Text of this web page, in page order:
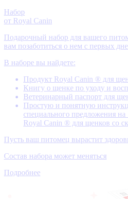
Набор
от Royal Canin
Подарочный набор для вашего
вам позаботиться о нем с первых
В наборе вы найдете:
Продукт Royal Canin ® для
Книгу о щенке по уходу и
Ветеринарный паспорт для
Простую и понятную
специального предложения
Royal Canin ® для щенков со
Пусть ваш питомец вырастит
Состав набора может меняться
Подробнее